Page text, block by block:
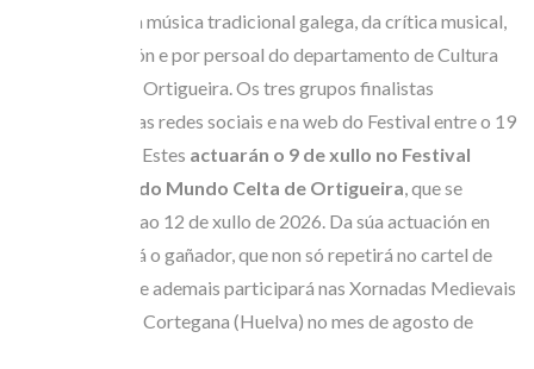
profesionais da música tradicional galega, da crítica musical,
da comunicación e por persoal do departamento de Cultura
do Concello de Ortigueira. Os tres grupos finalistas
anunciaranse nas redes sociais e na web do Festival entre o 19
e o 22 de maio. Estes actuarán o 9 de xullo no Festival
Internacional do Mundo Celta de Ortigueira , que se
celebrará do 8 ao 12 de xullo de 2026. Da súa actuación en
Ortigueira sairá o gañador, que non só repetirá no cartel de
2027, senón que ademais participará nas Xornadas Medievais
do Concello de Cortegana (Huelva) no mes de agosto de